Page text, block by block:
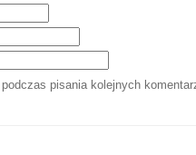
pisania kolejnych